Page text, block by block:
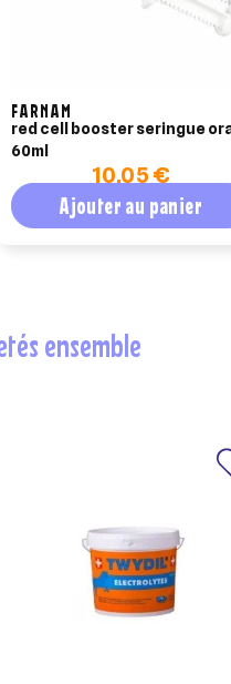
FARNAM
red cell booster seringue
60ml
10,05 €
Ajouter au panier
ensemble